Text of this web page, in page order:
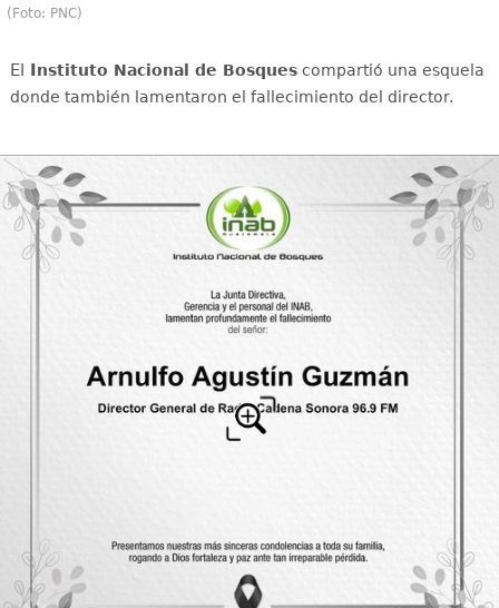
(Foto: PNC)
El Instituto Nacional de Bosquescompartió una esquela
donde también lamentaron el fallecimiento del director.